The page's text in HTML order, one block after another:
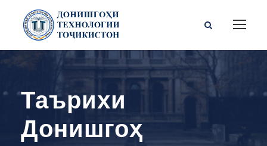
Таърихи
Донишгоҳ